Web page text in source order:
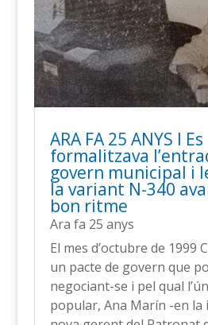
ARA FA 25 ANYS l Es
formalitzava
govern municipal i
la variant N-340
bon ritme
Ara fa 25 anys
El mes d’octubre de 1999
un pacte de govern que
negociant-se i pel qual
popular, Ana Marín -en la